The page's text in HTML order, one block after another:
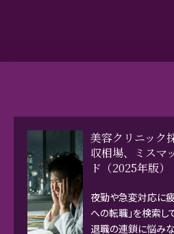
美容クリニック
収相場、ミスマ
ド（2025年版）
夜勤や急変対応に
への転職」を検索し
退職の連鎖に悩み